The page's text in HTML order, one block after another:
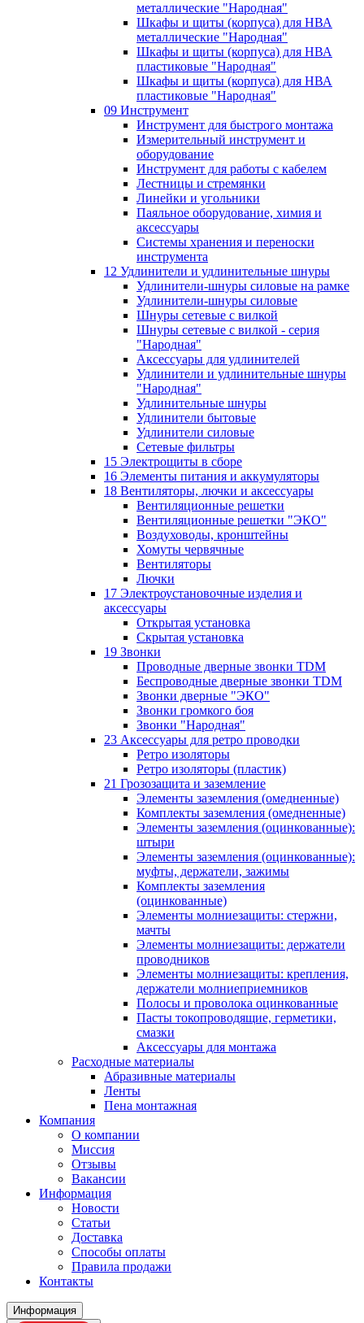
металлические "Народная"
Шкафы и щиты (корпуса) для НВА
металлические "Народная"
Шкафы и щиты (корпуса) для НВА
пластиковые "Народная"
Шкафы и щиты (корпуса) для НВА
пластиковые "Народная"
09 Инструмент
Инструмент для быстрого монтажа
Измерительный инструмент и
оборудование
Инструмент для работы с кабелем
Лестницы и стремянки
Линейки и угольники
Паяльное оборудование, химия и
аксессуары
Системы хранения и переноски
инструмента
12 Удлинители и удлинительные шнуры
Удлинители-шнуры силовые на рамке
Удлинители-шнуры силовые
Шнуры сетевые с вилкой
Шнуры сетевые с вилкой - серия
"Народная"
Аксессуары для удлинителей
Удлинители и удлинительные шнуры
"Народная"
Удлинительные шнуры
Удлинители бытовые
Удлинители силовые
Сетевые фильтры
15 Электрощиты в сборе
16 Элементы питания и аккумуляторы
18 Вентиляторы, лючки и аксессуары
Вентиляционные решетки
Вентиляционные решетки "ЭКО"
Воздуховоды, кронштейны
Хомуты червячные
Вентиляторы
Лючки
17 Электроустановочные изделия и
аксессуары
Открытая установка
Скрытая установка
19 Звонки
Проводные дверные звонки TDM
Беспроводные дверные звонки TDM
Звонки дверные "ЭКО"
Звонки громкого боя
Звонки "Народная"
23 Аксессуары для ретро проводки
Ретро изоляторы
Ретро изоляторы (пластик)
21 Грозозащита и заземление
Элементы заземления (омедненные)
Комплекты заземления (омедненные)
Элементы заземления (оцинкованные):
штыри
Элементы заземления (оцинкованные):
муфты, держатели, зажимы
Комплекты заземления
(оцинкованные)
Элементы молниезащиты: стержни,
мачты
Элементы молниезащиты: держатели
проводников
Элементы молниезащиты: крепления,
держатели молниеприемников
Полосы и проволока оцинкованные
Пасты токопроводящие, герметики,
смазки
Аксессуары для монтажа
Расходные материалы
Абразивные материалы
Ленты
Пена монтажная
Компания
О компании
Миссия
Отзывы
Вакансии
Информация
Новости
Статьи
Доставка
Способы оплаты
Правила продажи
Контакты
Информация